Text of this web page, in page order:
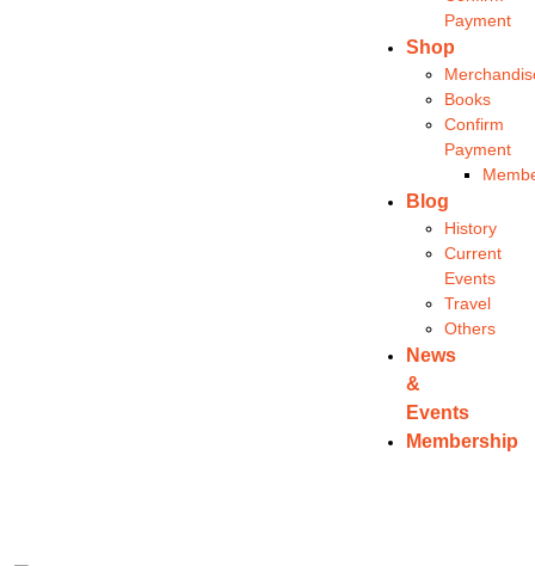
Payment
Shop
Books
Confirm
Payment
Blog
History
Current
Events
Travel
Others
News
&
Events
Membership